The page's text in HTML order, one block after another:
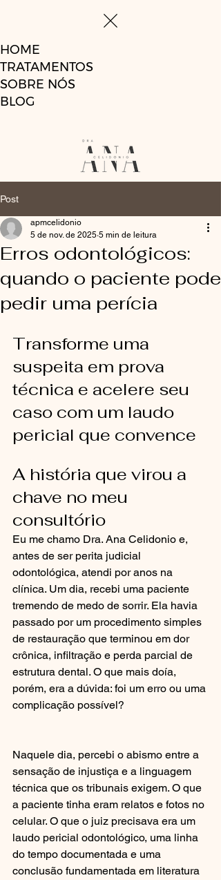
HOME
TRATAMENTOS
SOBRE NÓS
BLOG
Post
Erros odontológicos:
quando o paciente pode
pedir uma perícia
apmcelidonio
5 de nov. de 2025 5 min de leitura
Transforme uma
suspeita em prova
técnica e acelere seu
caso com um laudo
pericial que convence
A história que virou a
chave no meu
consultório
Eu me chamo Dra. Ana Celidonio e,
antes de ser perita judicial
odontológica, atendi por anos na
clínica. Um dia, recebi uma paciente
tremendo de medo de sorrir. Ela havia
passado por um procedimento simples
de restauração que terminou em dor
crônica, infiltração e perda parcial de
estrutura dental. O que mais doía,
porém, era a dúvida: foi um erro ou uma
complicação possível?
Naquele dia, percebi o abismo entre a
sensação de injustiça e a linguagem
técnica que os tribunais exigem. O que
a paciente tinha eram relatos e fotos no
celular. O que o juiz precisava era um
laudo pericial odontológico, uma linha
do tempo documentada e uma
conclusão fundamentada em literatura